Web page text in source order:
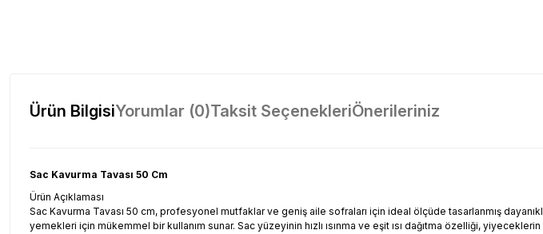
Ürün BilgisiYorumlar (0)Taksit SeçenekleriÖnerileriniz
Sac Kavurma Tavası 50 Cm
Ürün Açıklaması
Sac Kavurma Tavası 50 cm, profesyonel mutfaklar ve geniş aile sofraları için ideal ölçüde tasarlanmış
yemekleri için mükemmel bir kullanım sunar. Sac yüzeyinin hızlı ısınma ve eşit ısı dağıtma özelliği,